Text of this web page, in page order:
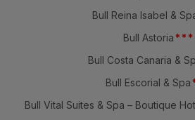
Bull Reina Isabel &
Bull Astoria * * *
Bull Costa Canaria &
Bull Escorial & Spa
Bull Vital Suites & Spa – Boutique